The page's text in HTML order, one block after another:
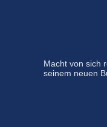
Macht von sich
seinem neuen